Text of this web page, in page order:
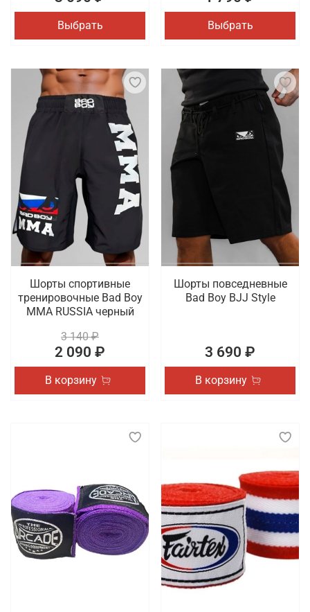
Выбрать Выбрать
Шорты спортивные
тренировочные Bad Boy
MMA RUSSIA черный
3 140 ₽
2 090 ₽
В корзину
Шорты повседневные
Bad Boy BJJ Style
3 690 ₽
В корзину